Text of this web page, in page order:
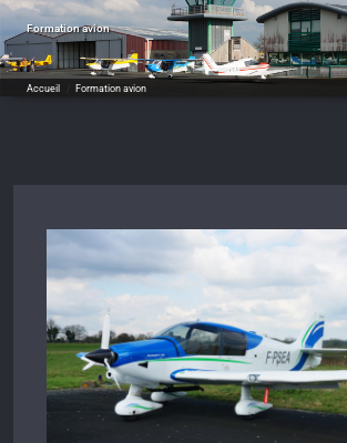
Formation avion
Accueil Formation avion